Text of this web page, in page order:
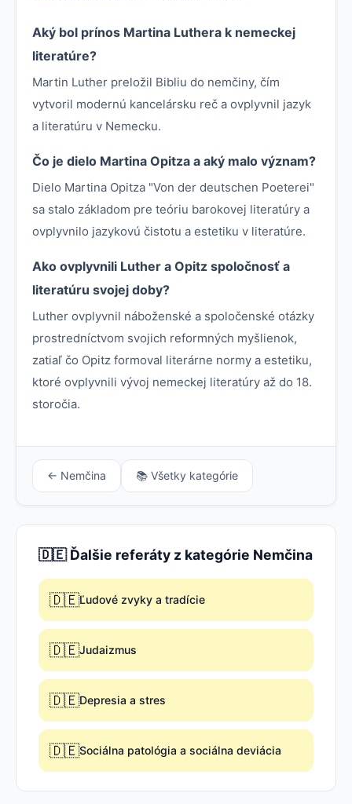
Aký bol prínos Martina Luthera k nemeckej
literatúre?
Martin Luther preložil Bibliu do nemčiny, čím
vytvoril modernú kancelársku reč a ovplyvnil jazyk
a literatúru v Nemecku.
Čo je dielo Martina Opitza a aký malo význam?
Dielo Martina Opitza "Von der deutschen Poeterei"
sa stalo základom pre teóriu barokovej literatúry a
ovplyvnilo jazykovú čistotu a estetiku v literatúre.
Ako ovplyvnili Luther a Opitz spoločnosť a
literatúru svojej doby?
Luther ovplyvnil náboženské a spoločenské otázky
prostredníctvom svojich reformných myšlienok,
zatiaľ čo Opitz formoval literárne normy a estetiku,
ktoré ovplyvnili vývoj nemeckej literatúry až do 18.
storočia.
← Nemčina 📚 Všetky kategórie
🇩🇪 Ďalšie referáty z kategórie Nemčina
🇩🇪Ľudové zvyky a tradície
🇩🇪Judaizmus
🇩🇪Depresia a stres
🇩🇪Sociálna patológia a sociálna deviácia